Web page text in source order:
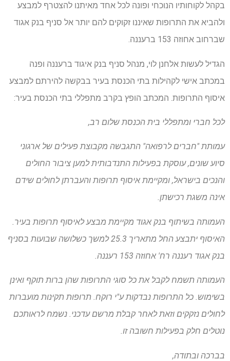
בקהל לקוחותיו הנוכחי ופונה לכל אחד מאיתנו להצטרף למבצע
ולהביא את התרופות שאיננו זקוקים להם יותר אל סניף בנק אגוד
שברחוב אחוזה 153 ברעננה.
הגדיל לעשות אלחנן לוי, מנהל סניף בנק איגוד ברעננה ופנה
במכתב אישי לקהילות בתי הכנסת בעיר בבקשה להירתם למבצע
איסוף התרופות. המכתב הופץ בקרב מתפללי בתי הכנסת בעיר:
לכל חברי ומתפללי בית הכנסת שלום רב,
עמותת "חברים לרפואה" התגבשה מקבוצת פעילים של ארגוני
סיוע שונים, עוסקת בפעילות התנדבותית למען ציבור החולים
והנכים בישראל, ומקיימת איסוף תרופות והעברתן לחולים שידם
אינה משגת רכישתן.
העמותה בשיתוף בנק אגוד מקיימת מבצע לאיסוף תרופות בעיר.
האיסוף יתבצע החל מתאריך 25.3 למשך כשלושה שבועות בסניף
בנק אגוד רעננה רח' אחוזה 153 רעננה.
העמותה תשמח לקבל את כל סוגי התרופות שהן ברות תוקף ואינן
בשימוש. כל התרופות נבדקות ע"י רוקח. תרופות תקינות מועברות
לחולים נזקקים וזאת לאחר קבלת מרשם עדכני. נשמח לראותכם
נוטלים חלק בפעילות חשובה זו.
בברכה ובתודה,